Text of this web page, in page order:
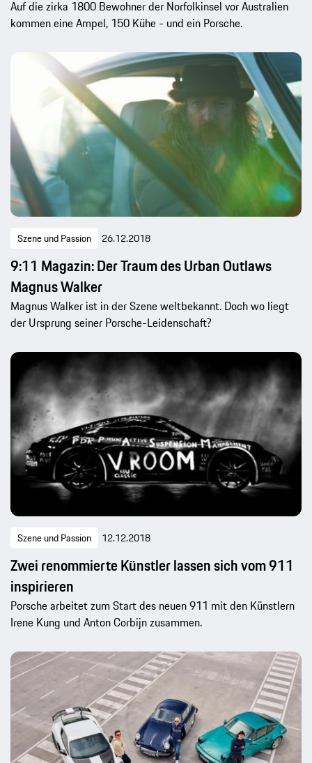
Auf die zirka 1800 Bewohner der Norfolkinsel vor Australien
kommen eine Ampel, 150 Kühe - und ein Porsche.
Szene und Passion 26.12.2018
9:11 Magazin: Der Traum des Urban Outlaws
Magnus Walker
Magnus Walker ist in der Szene weltbekannt. Doch wo liegt
der Ursprung seiner Porsche-Leidenschaft?
Szene und Passion 12.12.2018
Zwei renommierte Künstler lassen sich vom 911
inspirieren
Porsche arbeitet zum Start des neuen 911 mit den Künstlern
Irene Kung und Anton Corbijn zusammen.